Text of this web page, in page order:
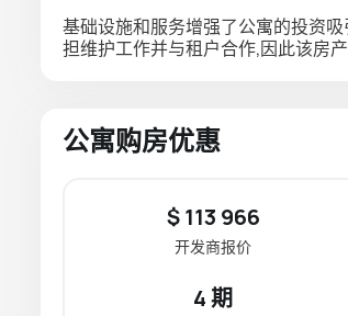
基础设施和服务增强了公寓的投资
担维护工作并与租户合作,因此该房
公寓购房优惠
$ 113 966
开发商报价
4 期